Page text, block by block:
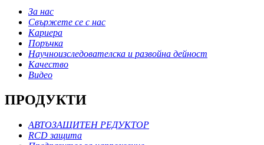
За нас
Свържете се с нас
Кариера
Поръчка
Научноизследователска и развойна дейност
Качество
Видео
ПРОДУКТИ
АВТОЗАЩИТЕН РЕДУКТОР
RCD защита